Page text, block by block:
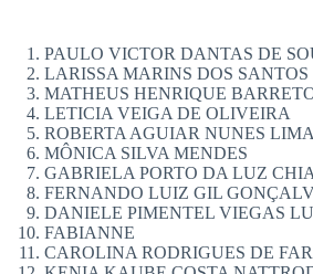
PAULO VICTOR DANTAS DE
LARISSA MARINS DOS SANTOS
MATHEUS HENRIQUE
LETICIA VEIGA DE OLIVEIRA
ROBERTA AGUIAR NUNES LIMA
MÔNICA SILVA MENDES
GABRIELA PORTO DA LUZ
FERNANDO LUIZ GIL
DANIELE PIMENTEL VIEGAS
FABIANNE
CAROLINA RODRIGUES DE